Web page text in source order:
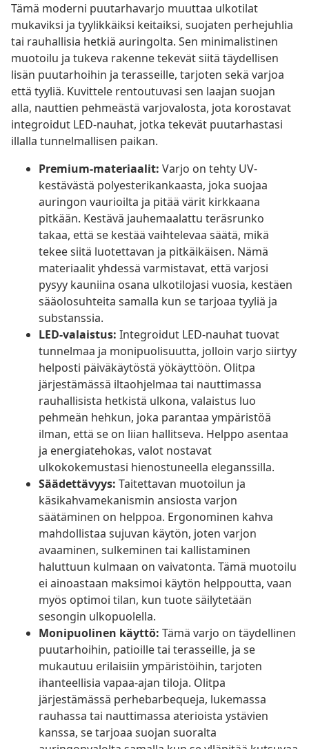
Tämä moderni puutarhavarjo muuttaa ulkotilat
mukaviksi ja tyylikkäiksi keitaiksi, suojaten perhejuhlia
tai rauhallisia hetkiä auringolta. Sen minimalistinen
muotoilu ja tukeva rakenne tekevät siitä täydellisen
lisän puutarhoihin ja terasseille, tarjoten sekä varjoa
että tyyliä. Kuvittele rentoutuvasi sen laajan suojan
alla, nauttien pehmeästä varjovalosta, jota korostavat
integroidut LED-nauhat, jotka tekevät puutarhastasi
illalla tunnelmallisen paikan.
Premium-materiaalit: Varjo on tehty UV-
kestävästä polyesterikankaasta, joka suojaa
auringon vaurioilta ja pitää värit kirkkaana
pitkään. Kestävä jauhemaalattu teräsrunko
takaa, että se kestää vaihtelevaa säätä, mikä
tekee siitä luotettavan ja pitkäikäisen. Nämä
materiaalit yhdessä varmistavat, että varjosi
pysyy kauniina osana ulkotilojasi vuosia, kestäen
sääolosuhteita samalla kun se tarjoaa tyyliä ja
substanssia.
LED-valaistus: Integroidut LED-nauhat tuovat
tunnelmaa ja monipuolisuutta, jolloin varjo siirtyy
helposti päiväkäytöstä yökäyttöön. Olitpa
järjestämässä iltaohjelmaa tai nauttimassa
rauhallisista hetkistä ulkona, valaistus luo
pehmeän hehkun, joka parantaa ympäristöä
ilman, että se on liian hallitseva. Helppo asentaa
ja energiatehokas, valot nostavat
ulkokokemustasi hienostuneella eleganssilla.
Säädettävyys: Taitettavan muotoilun ja
käsikahvamekanismin ansiosta varjon
säätäminen on helppoa. Ergonominen kahva
mahdollistaa sujuvan käytön, joten varjon
avaaminen, sulkeminen tai kallistaminen
haluttuun kulmaan on vaivatonta. Tämä muotoilu
ei ainoastaan maksimoi käytön helppoutta, vaan
myös optimoi tilan, kun tuote säilytetään
sesongin ulkopuolella.
Monipuolinen käyttö: Tämä varjo on täydellinen
puutarhoihin, patioille tai terasseille, ja se
mukautuu erilaisiin ympäristöihin, tarjoten
ihanteellisia vapaa-ajan tiloja. Olitpa
järjestämässä perhebarbequeja, lukemassa
rauhassa tai nauttimassa aterioista ystävien
kanssa, se tarjoaa suojan suoralta